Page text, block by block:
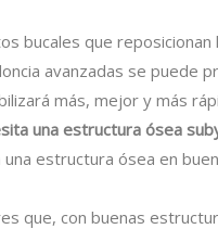
bucales que reposicionan
avanzadas se puede
más, mejor y más
una estructura ósea
estructura ósea en
que, con buenas